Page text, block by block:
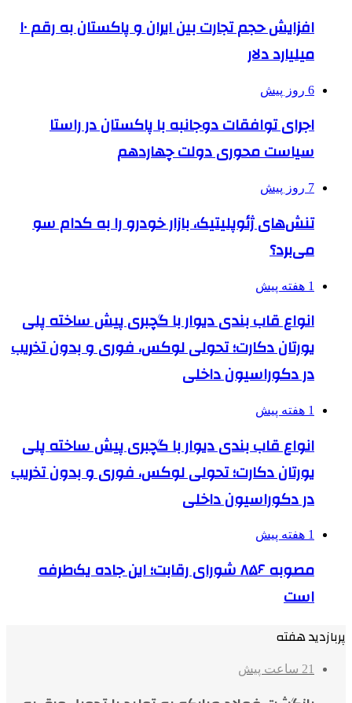
افزایش حجم تجارت بین ایران و پاکستان به رقم ۱۰
میلیارد دلار
6 روز پیش
اجرای توافقات دوجانبه با پاکستان در راستا
سیاست محوری دولت چهاردهم
7 روز پیش
تنش‌های ژئوپلیتیک، بازار خودرو را به کدام سو
می‌برد؟
1 هفته پیش
انواع قاب بندی دیوار با گچبری پیش ساخته پلی
یورتان دکارت؛ تحولی لوکس، فوری و بدون تخریب
در دکوراسیون داخلی
1 هفته پیش
انواع قاب بندی دیوار با گچبری پیش ساخته پلی
یورتان دکارت؛ تحولی لوکس، فوری و بدون تخریب
در دکوراسیون داخلی
1 هفته پیش
مصوبه ۸۵۶ شورای رقابت؛ این جاده یک‌طرفه
است
پربازدید هفته
21 ساعت پیش